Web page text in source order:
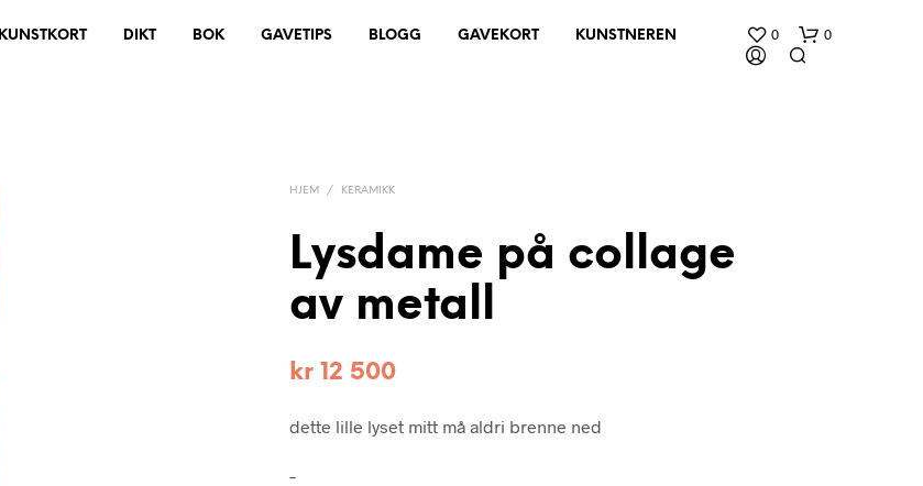
KUNSTKORT DIKT BOK GAVETIPS BLOGG GAVEKORT
KUNSTNEREN
0 0
HJEM / KERAMIKK
Lysdame på collage
av metall
kr 12 500
dette lille lyset mitt må aldri brenne ned
–